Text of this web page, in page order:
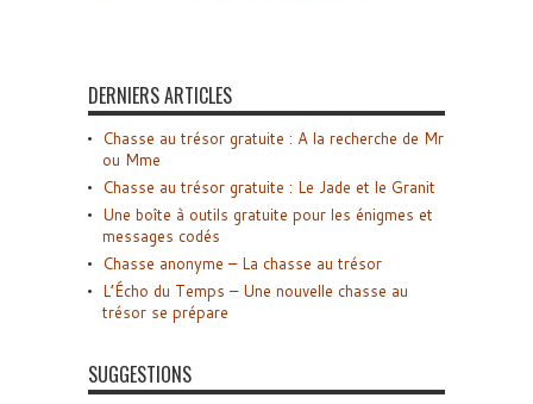
DERNIERS ARTICLES
Chasse au trésor gratuite : A la recherche de Mr
ou Mme
Chasse au trésor gratuite : Le Jade et le Granit
Une boîte à outils gratuite pour les énigmes et
messages codés
Chasse anonyme – La chasse au trésor
L’Écho du Temps – Une nouvelle chasse au
trésor se prépare
SUGGESTIONS